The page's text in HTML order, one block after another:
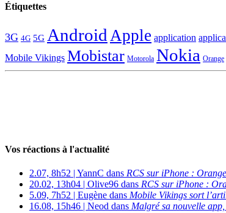
Étiquettes
3G 4G 5G Android Apple application
Mobile Vikings Mobistar Motorola Nokia Orange
Vos réactions à l'actualité
2.07, 8h52 | YannC dans RCS sur iPhone :
20.02, 13h04 | Olive96 dans RCS sur iPhone :
5.09, 7h52 | Eugène dans Mobile Vikings sort
16.08, 15h46 | Neod dans Malgré sa nouvelle